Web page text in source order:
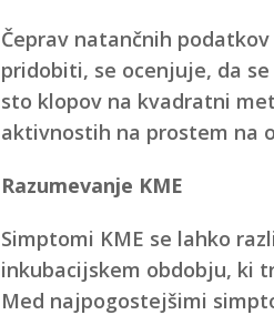
Čeprav natančnih
pridobiti, se ocenjuje, da
sto klopov na kvadratni
aktivnostih na prostem na
Razumevanje KME
Simptomi KME se lahko
inkubacijskem obdobju, ki
Med najpogostejšimi